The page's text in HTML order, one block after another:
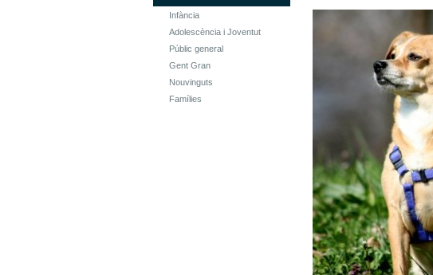
Infància
Adolescència i Joventut
Públic general
Gent Gran
Nouvinguts
Famílies